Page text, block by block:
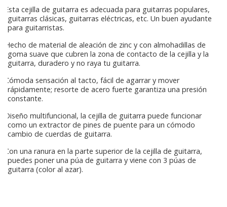
Esta cejilla de guitarra es adecuada para guitarras populares,
guitarras clásicas, guitarras eléctricas, etc. Un buen ayudante
para guitarristas.
Hecho de material de aleación de zinc y con almohadillas de
goma suave que cubren la zona de contacto de la cejilla y la
guitarra, duradero y no raya tu guitarra.
Cómoda sensación al tacto, fácil de agarrar y mover
rápidamente; resorte de acero fuerte garantiza una presión
constante.
Diseño multifuncional, la cejilla de guitarra puede funcionar
como un extractor de pines de puente para un cómodo
cambio de cuerdas de guitarra.
Con una ranura en la parte superior de la cejilla de guitarra,
puedes poner una púa de guitarra y viene con 3 púas de
guitarra (color al azar).